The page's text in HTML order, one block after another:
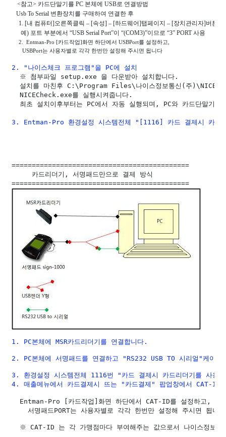
<참고> 카드단말기를 PC 본체에 USB로 연결방법
  Usb To Serial
변환장치를 구매하여 연결한 후
1. [내 컴퓨터]오른쪽클릭 – [속성] – [하드웨어]탭페이지 – [장치관리자]버튼
예 ) 포트 부분에서 “USB Serial Port”이 “(COM3)”이므로 “3” PORT 사용
2.  Entman-Pro [카드작업]화면 하단에서 USBPort를 설정하고,
       USBPort는 사용자별로 각각 한번만 설정해 주시면 됩니다
2. "나이스체크 프로그램"을 PC에 설치
  ※ 첨부파일 setup.exe 을 다운받아 설치합니다.
설치를 마친후 C:\Program Files\나이스정보통신(주
  NICECheck.exe를 실행시켜줍니다.
최초 설치이후부터는 PC에서 자동 실행되며, PC와 카드단말기
3. Entman-Pro 환경설정 시스템전체 "[1116] 카드 결제시 카드
============================================
     카드리더기, 서명패드만으로 결제 방식
============================================
1. PC본체에 MSR카드리더기를 연결합니다.
2. PC본체에 서명패드를 연결하고 "RS232 USB TO 시리얼"케이블
3. 환경설정 시스템전체 1116번 "카드 결제시 카드리더기를 사용
4. 매출메뉴에서 카드결제시 뜨는 "카드결제" 팝업창에서 CAT-ID,
  Entman-Pro [카드작업]화면 하단에서 CAT-ID를 설정하고,
    서명패드PORT는 사용자별로 각각 한번만 설정해 주시면 됩니다
※ CAT-ID 는 각 가맹점마다 부여해주는 값으로서 나이스정보통